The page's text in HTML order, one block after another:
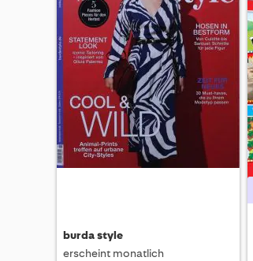
burda style
erscheint monatlich